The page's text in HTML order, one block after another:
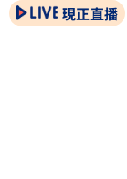
現正直播